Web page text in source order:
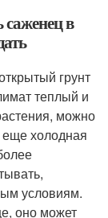
в
грунт
теплый и
можно
еще холодная
условиям.
оно может